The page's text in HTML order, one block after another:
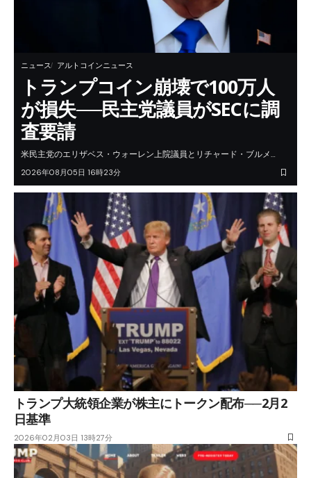
ニュース アルトコインニュース
トランプコイン崩壊で100万人
が損失──民主党議員がSECに調
査要請
米民主党のエリザベス・ウォーレン上院議員とリチャード・ブルメ…
2026年08月05日 16時23分
トランプ大統領企業が株主にトークン配布──2月2
日基準
2026年02月03日 13時27分